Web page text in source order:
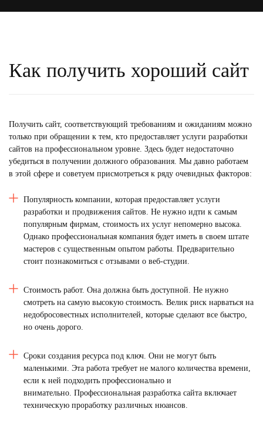
Как получить хороший сайт
Получить сайт, соответствующий требованиям и ожиданиям можно
только при обращении к тем, кто предоставляет услуги разработки
сайтов на профессиональном уровне. Здесь будет недостаточно
убедиться в получении должного образования. Мы давно работаем
в этой сфере и советуем присмотреться к ряду очевидных факторов:
Популярность компании, которая предоставляет услуги
разработки и продвижения сайтов. Не нужно идти к самым
популярным фирмам, стоимость их услуг непомерно высока.
Однако профессиональная компания будет иметь в своем штате
мастеров с существенным опытом работы. Предварительно
стоит познакомиться с отзывами о веб-студии.
Стоимость работ. Она должна быть доступной. Не нужно
смотреть на самую высокую стоимость. Велик риск нарваться на
недобросовестных исполнителей, которые сделают все быстро,
но очень дорого.
Сроки создания ресурса под ключ. Они не могут быть
маленькими. Эта работа требует не малого количества времени,
если к ней подходить профессионально и
внимательно. Профессиональная разработка сайта включает
техническую проработку различных нюансов.